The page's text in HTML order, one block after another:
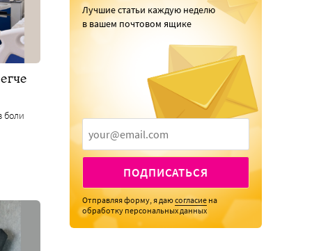
боли
Лучшие статьи каждую неделю
в вашем почтовом ящике
ПОДПИСАТЬСЯ
Отправляя форму, я даюсогласие на
обработку персональных данных